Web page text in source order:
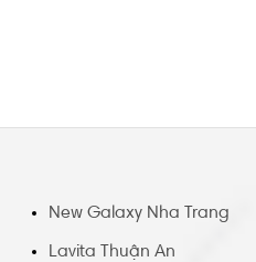
New Galaxy Nha Trang
Lavita Thuận An